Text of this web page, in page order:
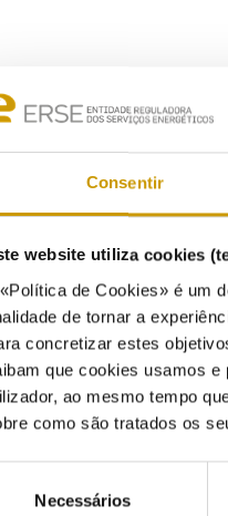
Consentir
website utiliza cookies
de Cookies» é um
de tornar a
concretizar estes
que cookies usamos e
ao mesmo tempo
como são tratados os
Necessários